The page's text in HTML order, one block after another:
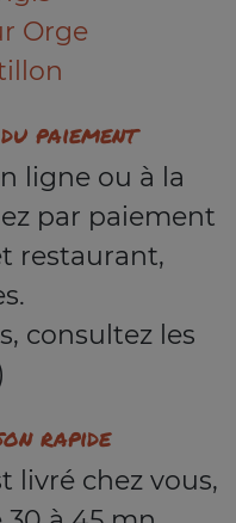
Orge
paiement
ligne ou à la
par paiement
restaurant,
consultez les
rapide
livré chez vous,